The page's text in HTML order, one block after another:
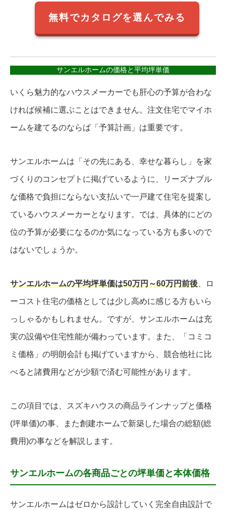
無料でカタログを選んでみる
サンエルホームの価格と平均坪単価
いくら魅力的なハウスメーカーでも肝心の予算が合わな
ければ候補に選ぶことはできません。注文住宅でマイホ
ームを建てるのならば「予算計画」は重要です。
サンエルホームは「その先にある、幸せな暮らし」を家
づくりのコンセプトに掲げているように、リーズナブル
な価格で負担にならない支払いで一戸建て住宅を提案し
ているハウスメーカーとなります。では、具体的にどの
位の予算が必要になるのか気になっている方も多いので
はないでしょうか。
サンエルホームの平均坪単価は50万円～60万円前後 、ロ
ーコスト住宅の価格としては少し高めに感じる方もいら
っしゃるかもしれません。ですが、サンエルホームは充
実の設備や住宅性能が備わっています。また、「コミコ
ミ価格」の明朗会計も掲げていますから、競合他社に比
べると諸費用などが少額で済む可能性があります。
この項目では、スズキハウスの商品ラインナップと価格
(坪単価)の事、また創建ホームで新築した場合の総額(総
費用)の事などを解説します。
サンエルホームの各商品ごとの坪単価と本体価格
サンエルホームはゼロから設計していく完全自由設計で